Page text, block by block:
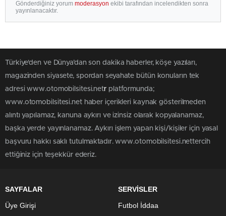
Gönderdiğiniz yorum moderasyon ekibi tarafından incelendikten sonra
yayınlanacaktır.
Türkiye'den ve Dünya’dan son dakika haberler, köşe yazıları,
magazinden siyasete, spordan seyahate bütün konuların tek
adresi www.otomobilsitesi.netr platformunda;
www.otomobilsitesi.net haber içerikleri kaynak gösterilmeden
alıntı yapılamaz, kanuna aykırı ve izinsiz olarak kopyalanamaz,
başka yerde yayınlanamaz. Aykırı işlem yapan kişi/kişiler için yasal
başvuru hakkı saklı tutulmaktadır. www.otomobilsitesi.nettercih
ettiğiniz için teşekkür ederiz.
SAYFALAR
Üye Girişi
SERVİSLER
Futbol İddaa